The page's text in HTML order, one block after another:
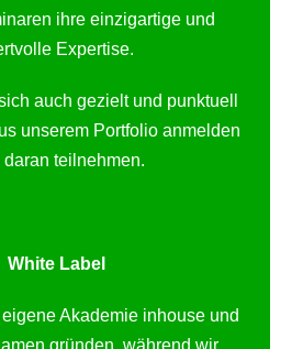
ihre einzigartige und
Expertise.
auch gezielt und punktuell
unserem Portfolio anmelden
daran teilnehmen.
White Label
Akademie inhouse und
gründen, während wir